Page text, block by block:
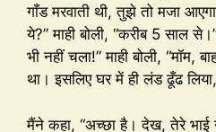
गाँड मरवाती थी, तुझे तो मजा
ये?” माही बोली, “करीब 5 साल
भी नहीं चला!” माही बोली, “मॉम,
था। इसलिए घर में ही लंड ढूँढ
मैंने कहा, “अच्छा है। देख, तेरे भाई